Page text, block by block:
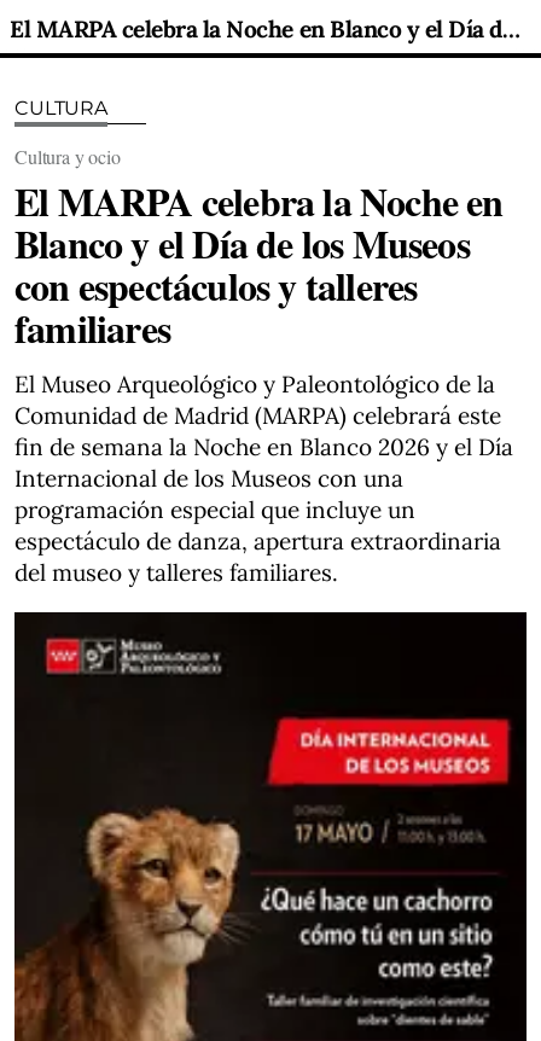
El MARPA celebra la Noche en Blanco y el Día de los Museos con espectáculos y talleres familiares
CULTURA
Cultura y ocio
El MARPA celebra la Noche en
Blanco y el Día de los Museos
con espectáculos y talleres
familiares
El Museo Arqueológico y Paleontológico de la
Comunidad de Madrid (MARPA) celebrará este
fin de semana la Noche en Blanco 2026 y el Día
Internacional de los Museos con una
programación especial que incluye un
espectáculo de danza, apertura extraordinaria
del museo y talleres familiares.